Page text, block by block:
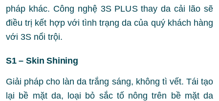
pháp khác. Công nghệ 3S PLUS thay da cải lão sẽ
điều trị kết hợp với tình trạng da của quý khách hàng
với 3S nổi trội.
S1 – Skin Shining
Giải pháp cho làn da trắng sáng, không tì vết. Tái tạo
lại bề mặt da, loại bỏ sắc tố nông trên bề mặt da